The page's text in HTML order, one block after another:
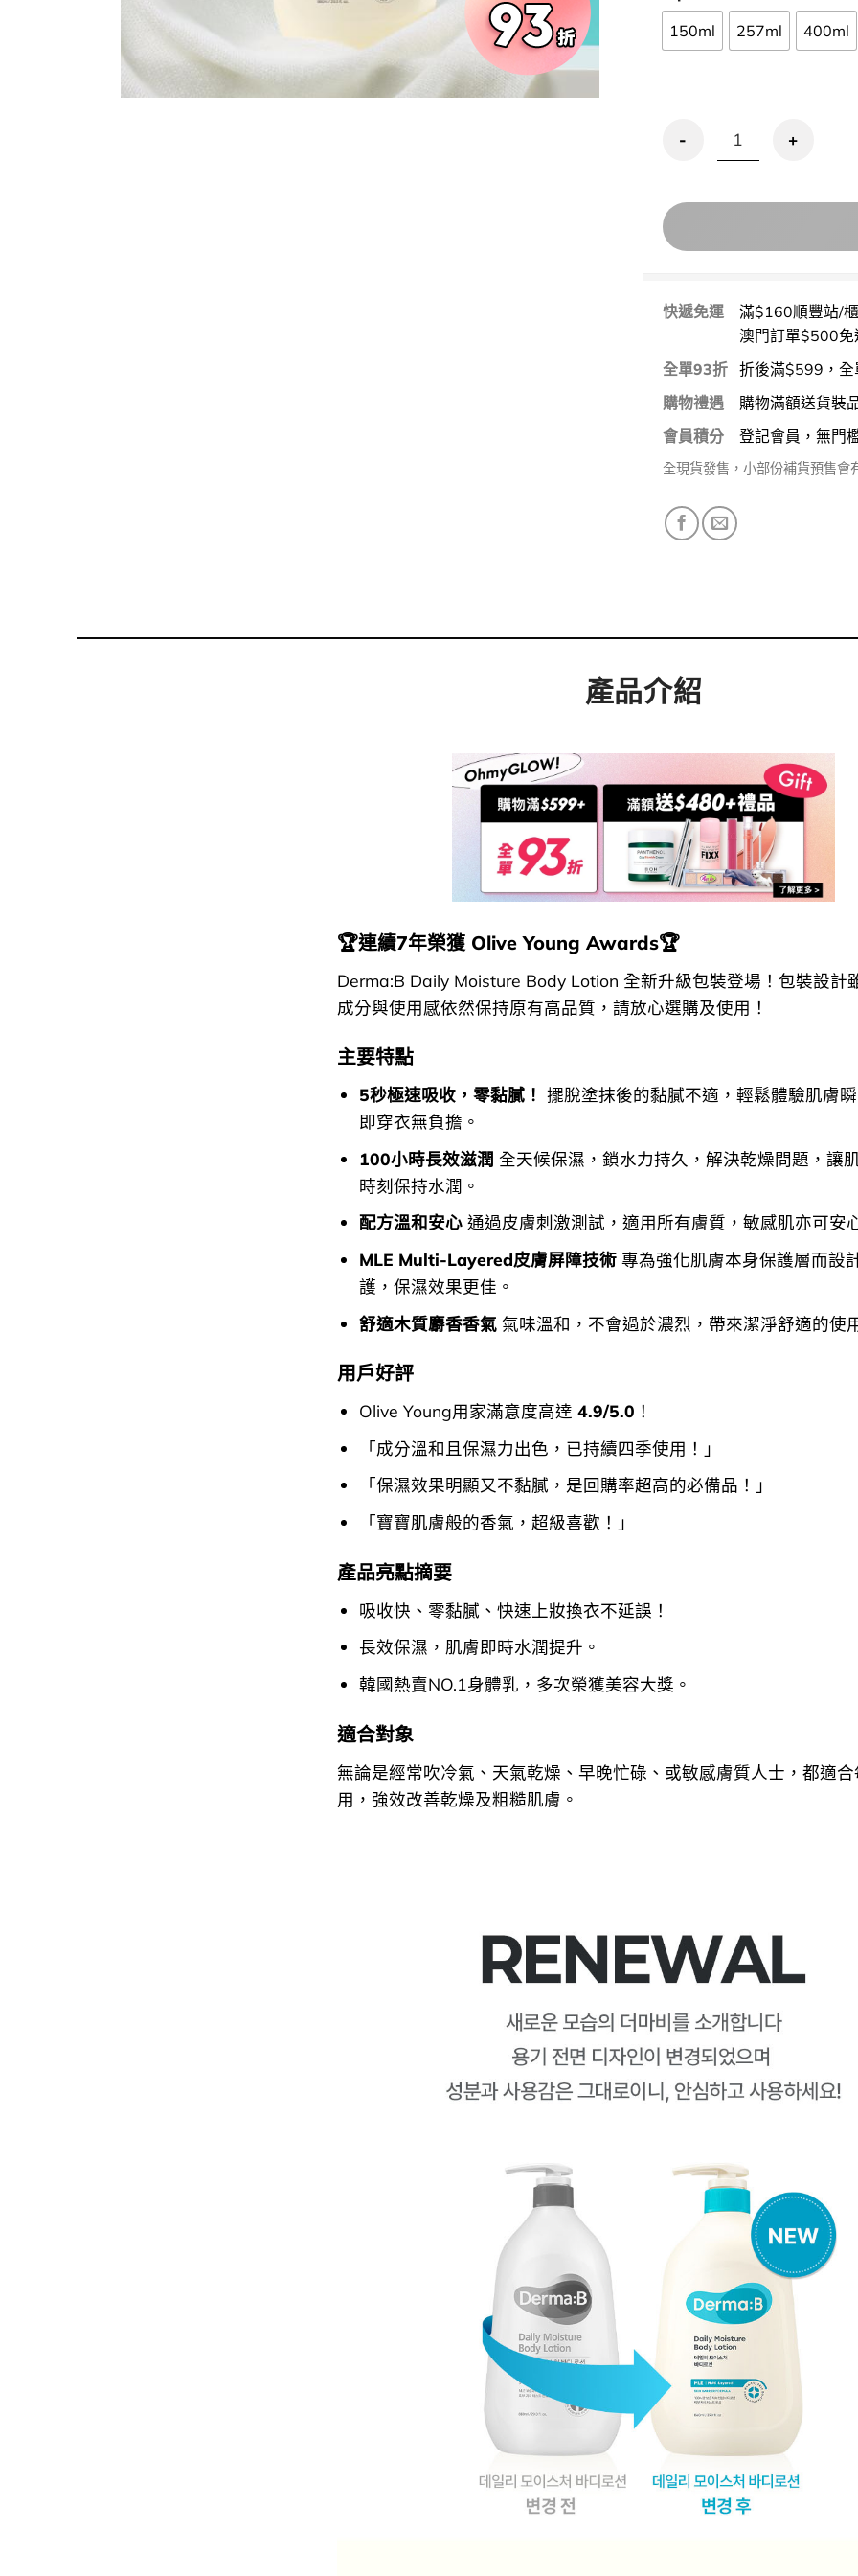
150ml 257ml 400ml
Derma:B Daily Moisture
快遞免運
滿$160順豐站/
澳門訂單$500免
全單93折 折後滿$599，
購物禮遇
購物滿額送貨裝
會員積分
登記會員，無門
全現貨發售，小部份補貨預售會
產品介紹
🏆連續7年榮獲 Olive Young Awards🏆
Derma:B Daily Moisture Body Lotion 全新升級包裝登場！包裝設計
成分與使用感依然保持原有高品質，請放心選購及使用！
主要特點
5秒極速吸收，零黏膩！ 擺脫塗抹後的黏膩不適，輕鬆體驗肌膚
即穿衣無負擔。
100小時長效滋潤 全天候保濕，鎖水力持久，解決乾燥問題，讓
時刻保持水潤。
配方溫和安心通過皮膚刺激測試，適用所有膚質，敏感肌亦可安
MLE Multi-Layered皮膚屏障技術專為強化肌膚本身保護層而設
護，保濕效果更佳。
舒適木質麝香香氣氣味溫和，不會過於濃烈，帶來潔淨舒適的使
用戶好評
Olive Young用家滿意度高達 4.9/5.0 ！
「成分溫和且保濕力出色，已持續四季使用！」
「保濕效果明顯又不黏膩，是回購率超高的必備品！」
「寶寶肌膚般的香氣，超級喜歡！」
產品亮點摘要
吸收快、零黏膩、快速上妝換衣不延誤！
長效保濕，肌膚即時水潤提升。
韓國熱賣NO.1身體乳，多次榮獲美容大獎。
適合對象
無論是經常吹冷氣、天氣乾燥、早晚忙碌、或敏感膚質人士，都適
用，強效改善乾燥及粗糙肌膚。